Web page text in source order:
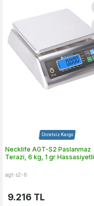
Ücretsiz Kargo
Necklife AGT-S2 Paslanmaz
Terazi, 6 kg, 1 gr Hassasiyetli
agt-s2-6
9.216 TL